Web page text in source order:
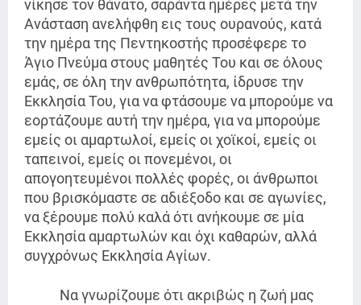
νίκησε τον θάνατο, σαράντα ημέρες μετά την
Ανάσταση ανελήφθη εις τους ουρανούς, κατά
την ημέρα της Πεντηκοστής προσέφερε το
Άγιο Πνεύμα στους μαθητές Του και σε όλους
εμάς, σε όλη την ανθρωπότητα, ίδρυσε την
Εκκλησία Του, για να φτάσουμε να μπορούμε να
εορτάζουμε αυτή την ημέρα, για να μπορούμε
εμείς οι αμαρτωλοί, εμείς οι χοϊκοί, εμείς οι
ταπεινοί, εμείς οι πονεμένοι, οι
απογοητευμένοι πολλές φορές, οι άνθρωποι
που βρισκόμαστε σε αδιέξοδο και σε αγωνίες,
να ξέρουμε πολύ καλά ότι ανήκουμε σε μία
Εκκλησία αμαρτωλών και όχι καθαρών, αλλά
συγχρόνως Εκκλησία Αγίων.
Να γνωρίζουμε ότι ακριβώς η ζωή μας